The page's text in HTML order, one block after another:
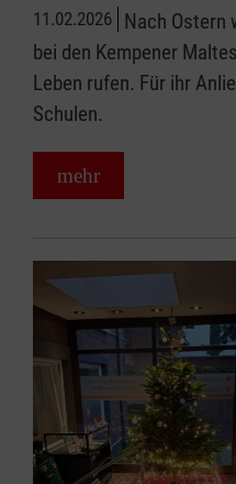
11.02.2026 Nach Ostern
bei den Kempener
Leben rufen. Für ihr
Schulen.
mehr